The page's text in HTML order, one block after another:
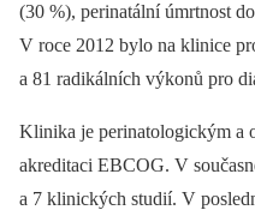
(30 %), perinatální úmrtnost
V roce 2012 bylo na klinice
a 81 radikálních výkonů pro
Klinika je perinatologickým a
akreditaci EBCOG. V
a 7 klinických studií. V